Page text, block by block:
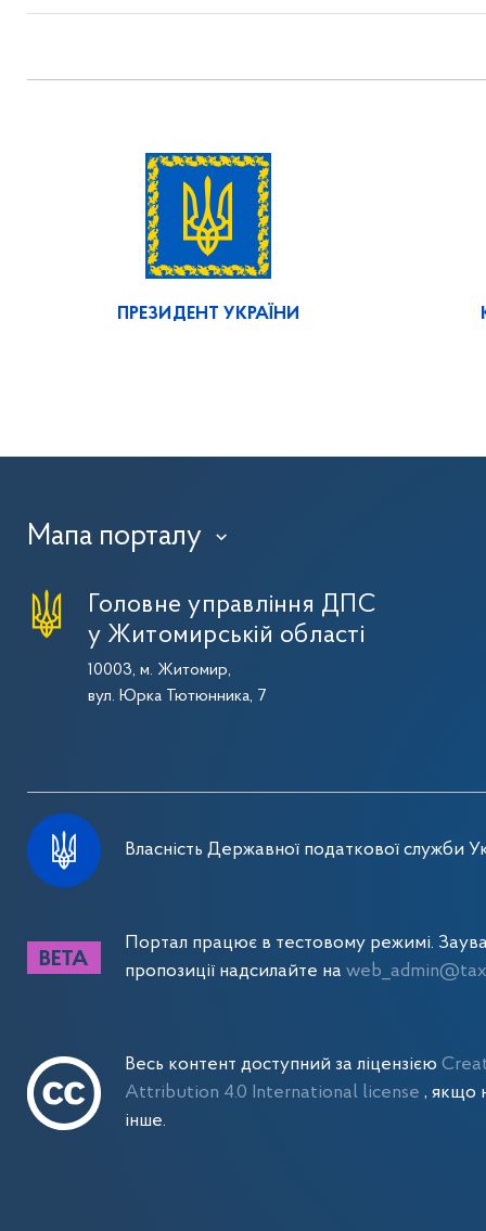
ПРЕЗИДЕНТ УКРАЇНИ
Мапа порталу ›
Головне управління ДПС
у Житомирській області
10003, м. Житомир,
вул. Юрка Тютюнника, 7
Власність Державної податкової служби
Портал працює в тестовому режимі.
пропозиції надсилайте на
Весь контент доступний за ліцензією
Attribution 4.0 International license , якщо
інше.